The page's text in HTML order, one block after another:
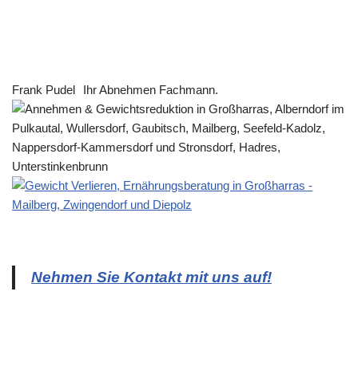
Frank Pudel Ihr Abnehmen Fachmann.
Nehmen Sie Kontakt mit uns auf!